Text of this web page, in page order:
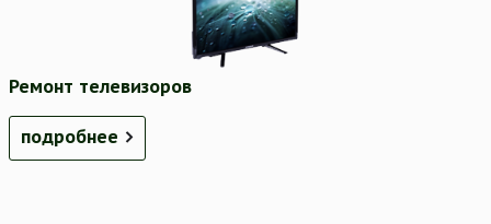
Ремонт телевизоров
подробнее